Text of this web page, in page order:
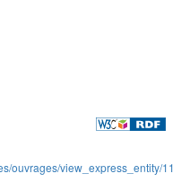
ouvrages/view_express_entity/11